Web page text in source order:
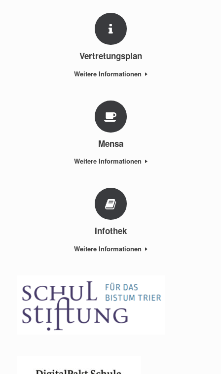
Vertretungsplan
Weitere Informationen
Mensa
Weitere Informationen
Infothek
Weitere Informationen